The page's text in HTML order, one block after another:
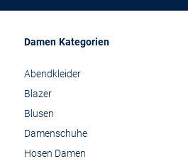
Damen Kategorien
Abendkleider
Blazer
Blusen
Damenschuhe
Hosen Damen